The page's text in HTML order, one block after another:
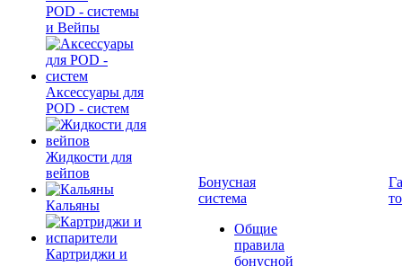
POD - системы
и Вейпы
Аксессуары для
POD - систем
Жидкости для
вейпов
Кальяны
Картриджи и
Бонусная
система
Общие
правила
бонусной